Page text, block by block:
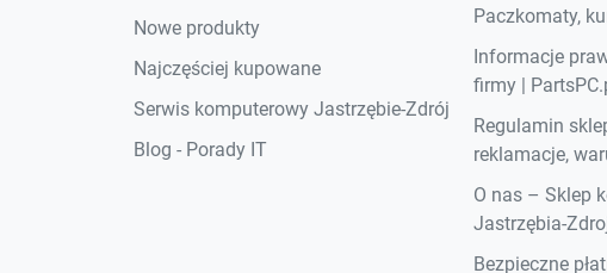
Nowe produkty
Najczęściej kupowane
Serwis komputerowy Jastrzębie-Zdrój
Blog - Porady IT
Paczkomaty,
Informacje
firmy |
Regulamin
reklamacje,
O nas – Sklep
Jastrzębia-
Bezpieczne